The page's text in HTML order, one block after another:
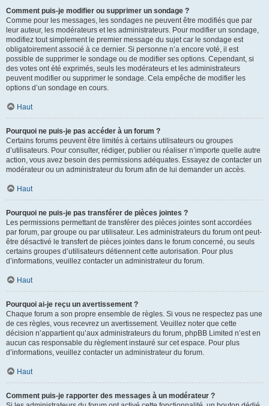
Comment puis-je modifier ou supprimer un sondage ?
Comme pour les messages, les sondages ne peuvent être modifiés que par
leur auteur, les modérateurs et les administrateurs. Pour modifier un sondage,
modifiez tout simplement le premier message du sujet car le sondage est
obligatoirement associé à ce dernier. Si personne n’a encore voté, il est
possible de supprimer le sondage ou de modifier ses options. Cependant, si
des votes ont été exprimés, seuls les modérateurs et les administrateurs
peuvent modifier ou supprimer le sondage. Cela empêche de modifier les
options d’un sondage en cours.
Haut
Pourquoi ne puis-je pas accéder à un forum ?
Certains forums peuvent être limités à certains utilisateurs ou groupes
d’utilisateurs. Pour consulter, rédiger, publier ou réaliser n’importe quelle autre
action, vous avez besoin des permissions adéquates. Essayez de contacter un
modérateur ou un administrateur du forum afin de lui demander un accès.
Haut
Pourquoi ne puis-je pas transférer de pièces jointes ?
Les permissions permettant de transférer des pièces jointes sont accordées
par forum, par groupe ou par utilisateur. Les administrateurs du forum ont peut-
être désactivé le transfert de pièces jointes dans le forum concerné, ou seuls
certains groupes d’utilisateurs détiennent cette autorisation. Pour plus
d’informations, veuillez contacter un administrateur du forum.
Haut
Pourquoi ai-je reçu un avertissement ?
Chaque forum a son propre ensemble de règles. Si vous ne respectez pas une
de ces règles, vous recevrez un avertissement. Veuillez noter que cette
décision n’appartient qu’aux administrateurs du forum, phpBB Limited n’est en
aucun cas responsable du règlement instauré sur cet espace. Pour plus
d’informations, veuillez contacter un administrateur du forum.
Haut
Comment puis-je rapporter des messages à un modérateur ?